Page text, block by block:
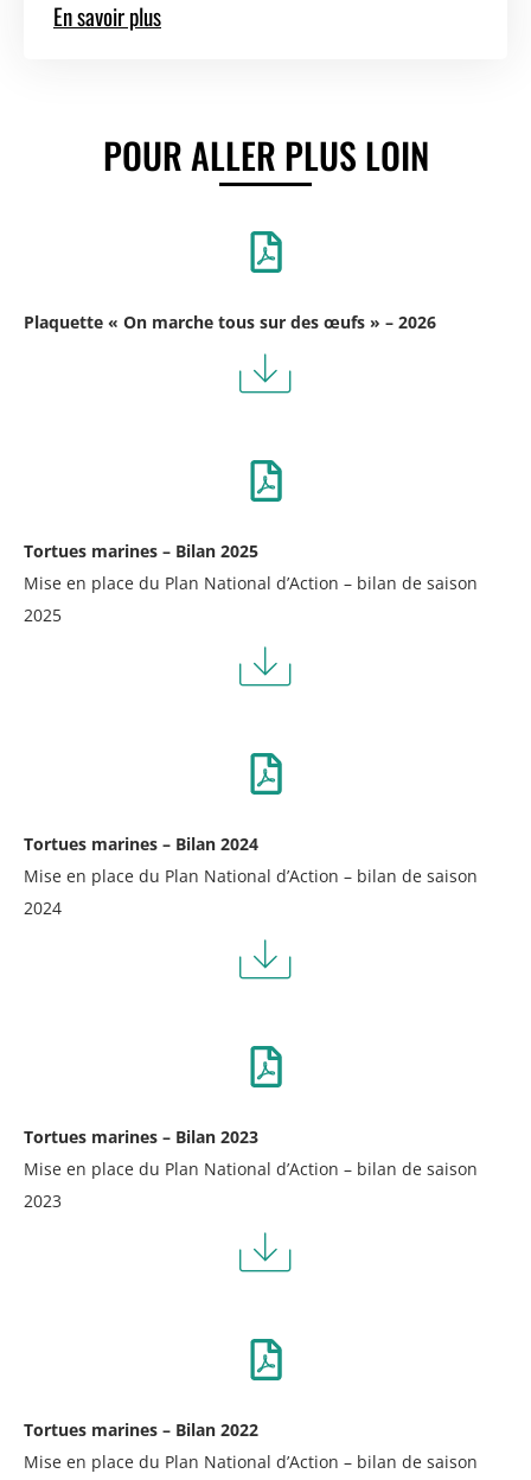
En savoir plus
POUR ALLER PLUS LOIN
Plaquette « On marche tous sur des œufs » – 2026
Tortues marines – Bilan 2025
Mise en place du Plan National d’Action – bilan de saison
2025
Tortues marines – Bilan 2024
Mise en place du Plan National d’Action – bilan de saison
2024
Tortues marines – Bilan 2023
Mise en place du Plan National d’Action – bilan de saison
2023
Tortues marines – Bilan 2022
Mise en place du Plan National d’Action – bilan de saison